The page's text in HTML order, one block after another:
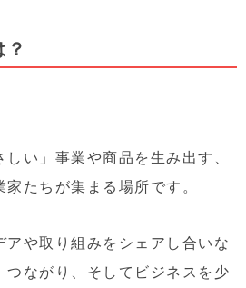
しい」事業や商品を生み出す、
たちが集まる場所です。
や取り組みをシェアし合いな
つながり、そしてビジネスを少